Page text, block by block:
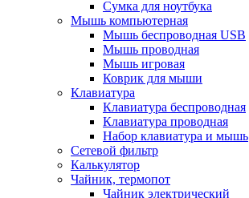
Сумка для ноутбука
Мышь компьютерная
Мышь беспроводная USB
Мышь проводная
Мышь игровая
Коврик для мыши
Клавиатура
Клавиатура беспроводная
Клавиатура проводная
Набор клавиатура и мышь
Сетевой фильтр
Калькулятор
Чайник, термопот
Чайник электрический